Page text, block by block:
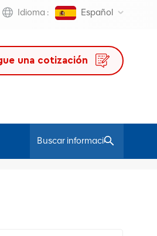
Idioma : Español
una cotización